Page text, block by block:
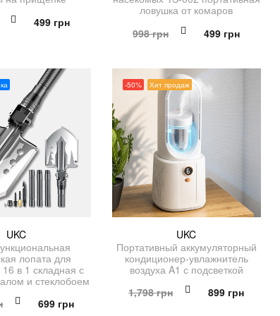
Первоначальная
499 грнТекущая
ловушка от комаров
998грн
Первоначальная
998 грн.
499 грнТекущая
UKC
лопата для
в 1 складная с
и стеклобоем
Первоначальная
699 грнТекущая
-50% Хит продаж
UKC
Портативный аккумуляторный
кондиционер-увлажнитель
воздуха A1 с подсветкой
1,798грн
Первоначальная
899 грнТекущая